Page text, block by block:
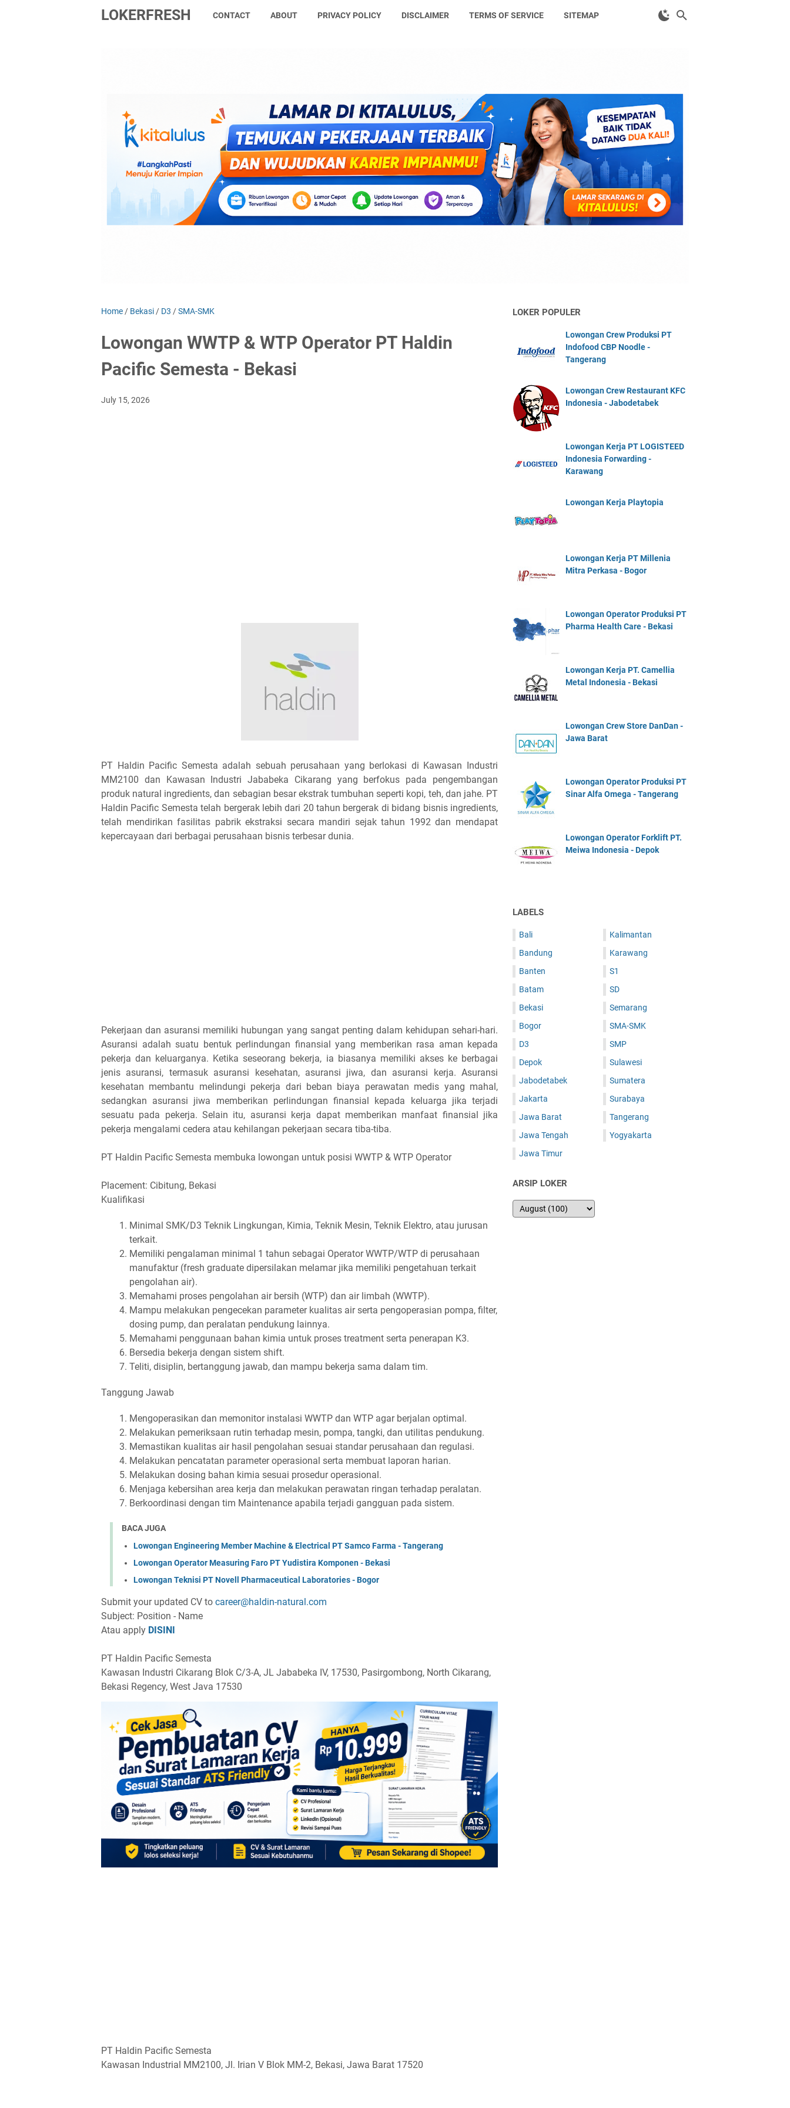
LOKERFRESH CONTACT ABOUT PRIVACY POLICY DISCLAIMER TERMS OF SERVICE SITEMAP
Home / Bekasi / D3 /SMA-SMK
Lowongan WWTP & WTP Operator PT Haldin
Pacific Semesta - Bekasi
July 15, 2026
PT Haldin Pacific Semesta adalah sebuah perusahaan yang berlokasi di Kawasan Industri
MM2100 dan Kawasan Industri Jababeka Cikarang yang berfokus pada pengembangan
produk natural ingredients, dan sebagian besar ekstrak tumbuhan seperti kopi, teh, dan jahe. PT
Haldin Pacific Semesta telah bergerak lebih dari 20 tahun bergerak di bidang bisnis ingredients,
telah mendirikan fasilitas pabrik ekstraksi secara mandiri sejak tahun 1992 dan mendapat
kepercayaan dari berbagai perusahaan bisnis terbesar dunia.
Pekerjaan dan asuransi memiliki hubungan yang sangat penting dalam kehidupan sehari-hari.
Asuransi adalah suatu bentuk perlindungan finansial yang memberikan rasa aman kepada
pekerja dan keluarganya. Ketika seseorang bekerja, ia biasanya memiliki akses ke berbagai
jenis asuransi, termasuk asuransi kesehatan, asuransi jiwa, dan asuransi kerja. Asuransi
kesehatan membantu melindungi pekerja dari beban biaya perawatan medis yang mahal,
sedangkan asuransi jiwa memberikan perlindungan finansial kepada keluarga jika terjadi
sesuatu pada pekerja. Selain itu, asuransi kerja dapat memberikan manfaat finansial jika
pekerja mengalami cedera atau kehilangan pekerjaan secara tiba-tiba.
PT Haldin Pacific Semesta membuka lowongan untuk posisi WWTP & WTP Operator
Placement: Cibitung, Bekasi
Kualifikasi
Minimal SMK/D3 Teknik Lingkungan, Kimia, Teknik Mesin, Teknik Elektro, atau jurusan
terkait.
Memiliki pengalaman minimal 1 tahun sebagai Operator WWTP/WTP di perusahaan
manufaktur (fresh graduate dipersilakan melamar jika memiliki pengetahuan terkait
pengolahan air).
Memahami proses pengolahan air bersih (WTP) dan air limbah (WWTP).
Mampu melakukan pengecekan parameter kualitas air serta pengoperasian pompa, filter,
dosing pump, dan peralatan pendukung lainnya.
Memahami penggunaan bahan kimia untuk proses treatment serta penerapan K3.
Bersedia bekerja dengan sistem shift.
Teliti, disiplin, bertanggung jawab, dan mampu bekerja sama dalam tim.
Tanggung Jawab
Mengoperasikan dan memonitor instalasi WWTP dan WTP agar berjalan optimal.
Melakukan pemeriksaan rutin terhadap mesin, pompa, tangki, dan utilitas pendukung.
Memastikan kualitas air hasil pengolahan sesuai standar perusahaan dan regulasi.
Melakukan pencatatan parameter operasional serta membuat laporan harian.
Melakukan dosing bahan kimia sesuai prosedur operasional.
Menjaga kebersihan area kerja dan melakukan perawatan ringan terhadap peralatan.
Berkoordinasi dengan tim Maintenance apabila terjadi gangguan pada sistem.
BACA JUGA
Lowongan Engineering Member Machine & Electrical PT Samco Farma - Tangerang
Lowongan Operator Measuring Faro PT Yudistira Komponen - Bekasi
Lowongan Teknisi PT Novell Pharmaceutical Laboratories - Bogor
Submit your updated CV to career@haldin-natural.com
Subject: Position - Name
Atau apply DISINI
PT Haldin Pacific Semesta
Kawasan Industri Cikarang Blok C/3-A, JL Jababeka IV, 17530, Pasirgombong, North Cikarang,
Bekasi Regency, West Java 17530
PT Haldin Pacific Semesta
Kawasan Industrial MM2100, Jl. Irian V Blok MM-2, Bekasi, Jawa Barat 17520
LOKER POPULER
Lowongan Crew Produksi PT
Indofood CBP Noodle -
Tangerang
Lowongan Crew Restaurant KFC
Indonesia - Jabodetabek
Lowongan Kerja PT LOGISTEED
Indonesia Forwarding -
Karawang
Lowongan Kerja Playtopia
Lowongan Kerja PT Millenia
Mitra Perkasa - Bogor
Lowongan Operator Produksi PT
Pharma Health Care - Bekasi
Lowongan Kerja PT. Camellia
Metal Indonesia - Bekasi
Lowongan Crew Store DanDan -
Jawa Barat
Lowongan Operator Produksi PT
Sinar Alfa Omega - Tangerang
Lowongan Operator Forklift PT.
Meiwa Indonesia - Depok
LABELS
Bali
Bandung
Banten
Batam
Bekasi
Bogor
D3
Depok
Jabodetabek
Jakarta
Jawa Barat
Jawa Tengah
Jawa Timur
Kalimantan
Karawang
S1
SD
Semarang
SMA-SMK
SMP
Sulawesi
Sumatera
Surabaya
Tangerang
Yogyakarta
ARSIP LOKER